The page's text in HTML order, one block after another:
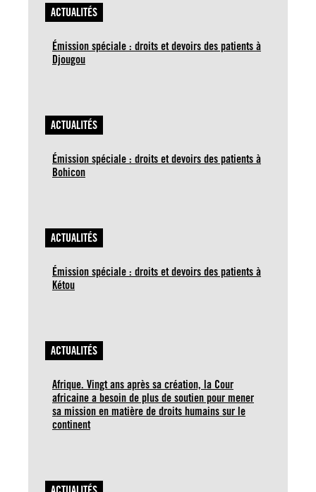
ACTUALITÉS
Émission spéciale : droits et devoirs des patients à
Djougou
ACTUALITÉS
Émission spéciale : droits et devoirs des patients à
Bohicon
ACTUALITÉS
Émission spéciale : droits et devoirs des patients à
Kétou
ACTUALITÉS
Afrique. Vingt ans après sa création, la Cour
africaine a besoin de plus de soutien pour mener
sa mission en matière de droits humains sur le
continent